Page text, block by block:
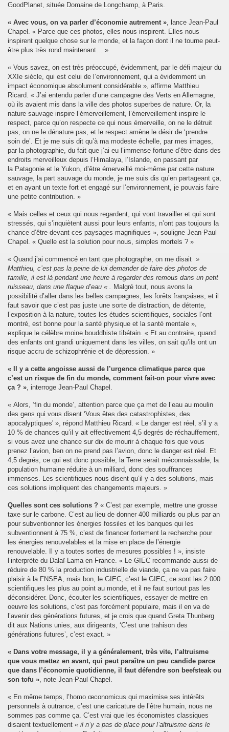
GoodPlanet, située Domaine de Longchamp, à Paris.
« Avec vous, on va parler d’économie autrement » , lance Jean-Paul
Chapel. « Parce que ces photos, elles nous inspirent. Elles nous
inspirent quelque chose sur le monde, et la façon dont il ne tourne peut-
être plus très rond maintenant… »
« Vous savez, on est très préoccupé, évidemment, par le défi majeur du
XXIe siècle, qui est celui de l’environnement, qui a évidemment un
impact économique absolument considérable », affirme Matthieu
Ricard. « J’ai entendu parler d’une campagne des Verts en Allemagne,
où ils avaient mis dans la ville des photos superbes de nature. Or, la
nature sauvage inspire l’émerveillement, l’émerveillement inspire le
respect, parce qu’on respecte ce qui nous émerveille, on ne le détruit
pas, on ne le dénature pas, et le respect amène le désir de ‘prendre
soin de’. Et je me suis dit qu’à ma modeste échelle, par mes images,
par la photographie, du fait que j’ai eu l’immense fortune d’être dans des
endroits merveilleux depuis l’Himalaya, l’Islande, en passant par
la Patagonie et le Yukon, d’être émerveillé moi-même par cette nature
sauvage, la part sauvage du monde, je me suis dis qu’en partageant ça,
et en ayant un texte fort et engagé sur l’environnement, je pouvais faire
une petite contribution. »
« Mais celles et ceux qui nous regardent, qui vont travailler et qui sont
stressés, qui s’inquiètent aussi pour leurs enfants, n’ont pas toujours la
chance d’être devant ces paysages magnifiques », souligne Jean-Paul
Chapel. « Quelle est la solution pour nous, simples mortels ? »
« Quand j’ai commencé en tant que photographe, on me disait »
Matthieu, c’est pas la peine de lui demander de faire des photos de
famille, il est là pendant une heure à regarder des remous dans un petit
ruisseau, dans une flaque d’eau « .
Malgré tout, nous avons la
possibilité d’aller dans les belles campagnes, les forêts françaises, et il
faut savoir que c’est pas juste une sorte de distraction, de détente,
l’exposition à la nature, toutes les études scientifiques, sociales l’ont
montré, est bonne pour la santé physique et la santé mentale »,
explique le célèbre moine bouddhiste tibétain. « Et au contraire, quand
des enfants ont grandi uniquement dans les villes, on sait qu’ils ont un
risque accru de schizophrénie et de dépression. »
« Il y a cette angoisse aussi de l’urgence climatique parce que
c’est un risque de fin du monde, comment fait-on pour vivre avec
ça ? » , interroge Jean-Paul Chapel.
« Alors, ‘fin du monde’, attention parce que ça met de l’eau au moulin
des gens qui vous disent ‘Vous êtes des catastrophistes, des
apocalyptiques' », répond Matthieu Ricard. « Le danger est réel, s’il y a
10 % de chances qu’il y ait effectivement 4,5 degrés de réchauffement,
si vous avez une chance sur dix de mourir à chaque fois que vous
prenez l’avion, ben on ne prend pas l’avion, donc le danger est réel. Et
4,5 degrés, ce qui est donc possible, la Terre serait méconnaissable, la
population humaine réduite à un milliard, donc des souffrances
immenses. Les scientifiques nous disent qu’il y a des solutions, mais
ces solutions impliquent des changements majeurs. »
Quelles sont ces solutions ? « C’est par exemple, mettre une grosse
taxe sur le carbone. C’est au lieu de donner 400 milliards ou plus par an
pour subventionner les énergies fossiles et les banques qui les
subventionnent à 75 %, c’est de financer fortement la recherche pour
les énergies renouvelables et la mise en place de l’énergie
renouvelable. Il y a toutes sortes de mesures possibles ! », insiste
l’interprète du Dalaï-Lama en France. « Le GIEC recommande aussi de
réduire de 80 % la production industrielle de viande, ça ne va pas faire
plaisir à la FNSEA, mais bon, le GIEC, c’est le GIEC, ce sont les 2.000
scientifiques les plus au point au monde, et il ne faut surtout pas les
déconsidérer. Donc, écouter les scientifiques, essayer de mettre en
oeuvre les solutions, c’est pas forcément populaire, mais il en va de
l’avenir des générations futures, et je crois que quand Greta Thunberg
dit aux Nations unies, aux dirigeants, ‘C’est une trahison des
générations futures’, c’est exact. »
« Dans votre message, il y a généralement, très vite, l’altruisme
que vous mettez en avant, qui peut paraître un peu candide parce
que dans l’économie quotidienne, il faut défendre son beefsteak ou
son tofu » , note Jean-Paul Chapel.
« En même temps, l’homo œconomicus qui maximise ses intérêts
personnels à outrance, c’est une caricature de l’être humain, nous ne
sommes pas comme ça. C’est vrai que les économistes classiques
disaient textuellement « il n’y a pas de place pour l’altruisme dans le